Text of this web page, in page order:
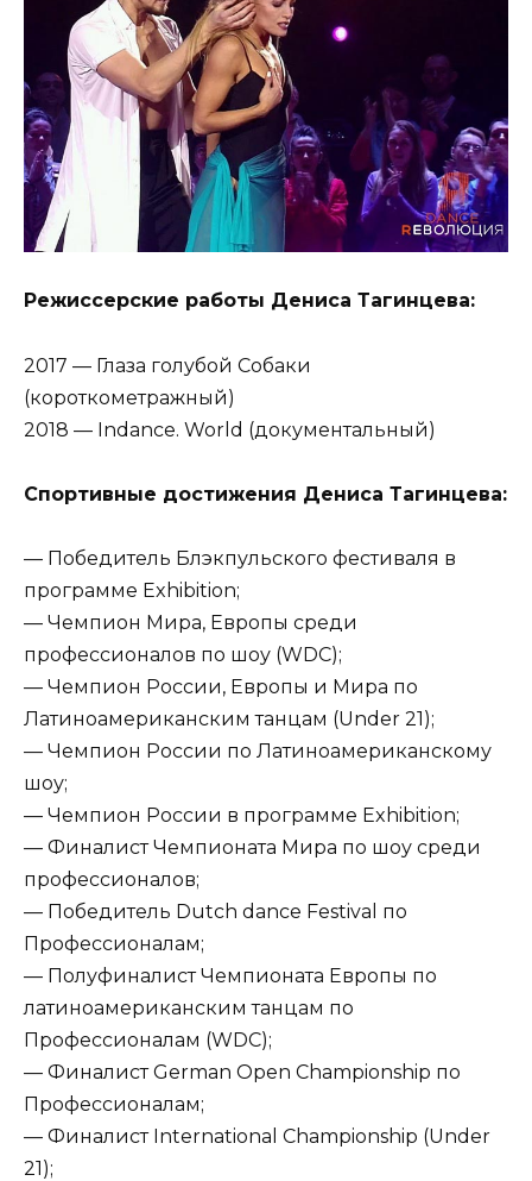
Режиссерские работы Дениса Тагинцева:
2017 — Глаза голубой Собаки
(короткометражный)
2018 — Indance. World (документальный)
Спортивные достижения Дениса Тагинцева:
— Победитель Блэкпульского фестиваля в
программе Exhibition;
— Чемпион Мира, Европы среди
профессионалов по шоу (WDC);
— Чемпион России, Европы и Мира по
Латиноамериканским танцам (Under 21);
— Чемпион России по Латиноамериканскому
шоу;
— Чемпион России в программе Exhibition;
— Финалист Чемпионата Мира по шоу среди
профессионалов;
— Победитель Dutch dance Festival по
Профессионалам;
— Полуфиналист Чемпионата Европы по
латиноамериканским танцам по
Профессионалам (WDC);
— Финалист German Open Championship по
Профессионалам;
— Финалист International Championship (Under
21);